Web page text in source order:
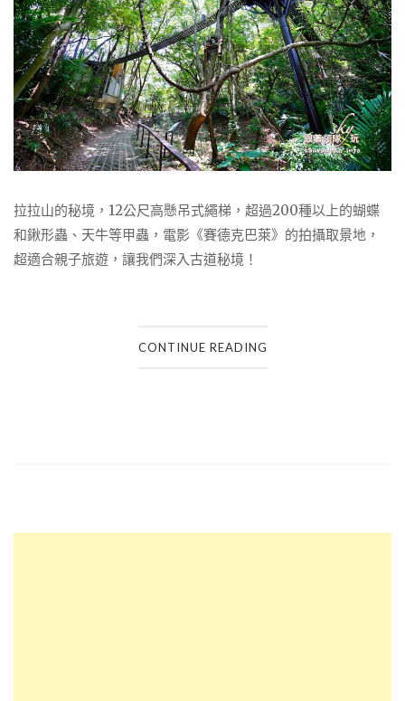
拉拉山的秘境，12公尺高懸吊式繩梯，超過200種以上的蝴蝶
和鍬形蟲、天牛等甲蟲，電影《賽德克巴萊》的拍攝取景地，
超適合親子旅遊，讓我們深入古道秘境！
CONTINUE READING